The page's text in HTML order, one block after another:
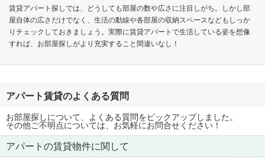
賃貸アパート探しでは、どうしても部屋の数や広さに注目しがち。しかし部
屋自体の広さだけでなく、生活の動線や各部屋の収納スペースなどもしっか
りチェックしておきましょう。実際に賃貸アパートで生活している姿を想像
すれば、お部屋探しがより充実すること間違いなし！
アパート賃貸のよくある質問
お部屋探しについて、よくある質問をピックアップしました。
その他ご不明点については、お気軽にお問合せください！
アパートの賃貸物件に関して